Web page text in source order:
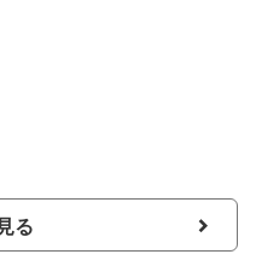
る